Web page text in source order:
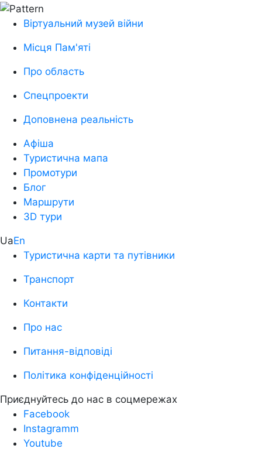
Віртуальний музей війни
Місця Пам'яті
Про область
Спецпроекти
Доповнена реальність
Афіша
Туристична мапа
Промотури
Блог
Маршрути
3D тури
UaEn
Туристична карти та путівники
Транспорт
Контакти
Про нас
Питання-відповіді
Політика конфіденційності
Приєднуйтесь до нас в соцмережах
Facebook
Instagramm
Youtube